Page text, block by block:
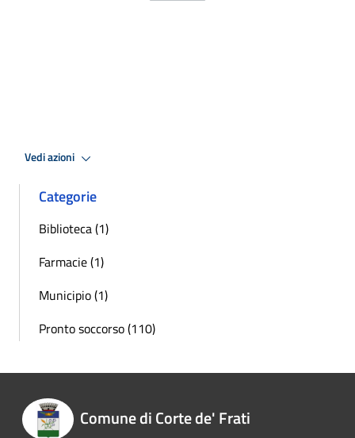
Vedi azioni
Categorie
Biblioteca (1)
Farmacie (1)
Municipio (1)
Pronto soccorso (110)
Comune di Corte de' Frati